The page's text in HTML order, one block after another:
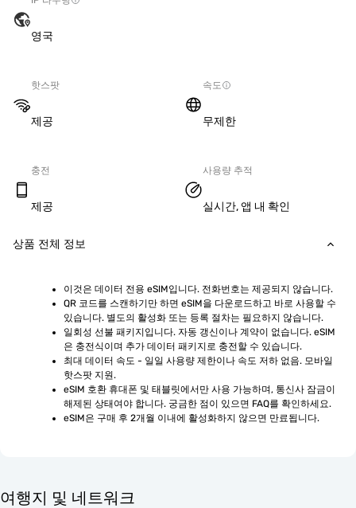
영국
핫스팟
제공
속도
무제한
충전
제공
사용량 추적
실시간, 앱 내 확인
상품 전체 정보
이것은 데이터 전용 eSIM입니다. 전화번호는 제공되지 않습니다.
QR 코드를 스캔하기만 하면 eSIM을 다운로드하고 바로 사용할 수
있습니다. 별도의 활성화 또는 등록 절차는 필요하지 않습니다.
일회성 선불 패키지입니다. 자동 갱신이나 계약이 없습니다. eSIM
은 충전식이며 추가 데이터 패키지로 충전할 수 있습니다.
최대 데이터 속도 - 일일 사용량 제한이나 속도 저하 없음. 모바일
핫스팟 지원.
eSIM 호환 휴대폰 및 태블릿에서만 사용 가능하며, 통신사 잠금이
해제된 상태여야 합니다. 궁금한 점이 있으면 FAQ를 확인하세요.
eSIM은 구매 후 2개월 이내에 활성화하지 않으면 만료됩니다.
여행지 및 네트워크